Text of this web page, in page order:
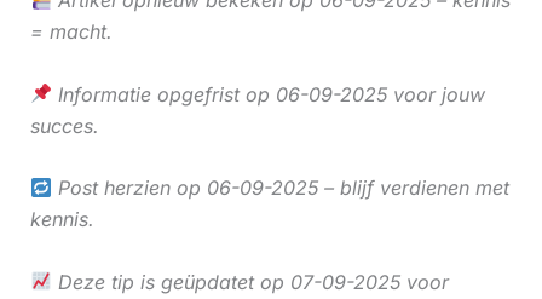
= macht.
Informatie opgefrist op 06-09-2025 voor jouw
succes.
Post herzien op 06-09-2025 – blijf verdienen met
kennis.
Deze tip is geüpdatet op 07-09-2025 voor